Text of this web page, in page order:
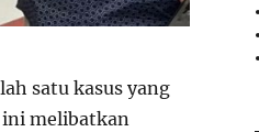
satu kasus yang
ini melibatkan